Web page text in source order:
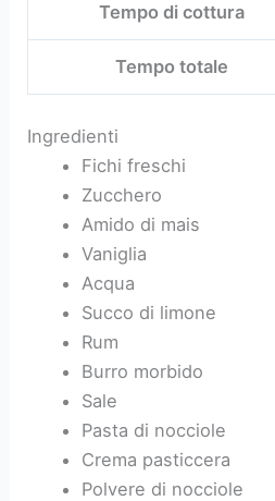
Tempo di cottura
Tempo totale
Ingredienti
Fichi freschi
Zucchero
Amido di mais
Vaniglia
Acqua
Succo di limone
Rum
Burro morbido
Sale
Pasta di nocciole
Crema pasticcera
Polvere di nocciole